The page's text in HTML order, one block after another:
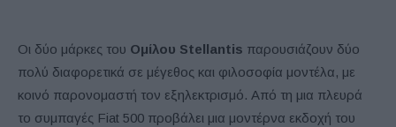
Οι δύο μάρκες του Ομίλου Stellantis παρουσιάζουν δύο
πολύ διαφορετικά σε μέγεθος και φιλοσοφία μοντέλα, με
κοινό παρονομαστή τον εξηλεκτρισμό. Από τη μια πλευρά
το συμπαγές Fiat 500 προβάλει μια μοντέρνα εκδοχή του